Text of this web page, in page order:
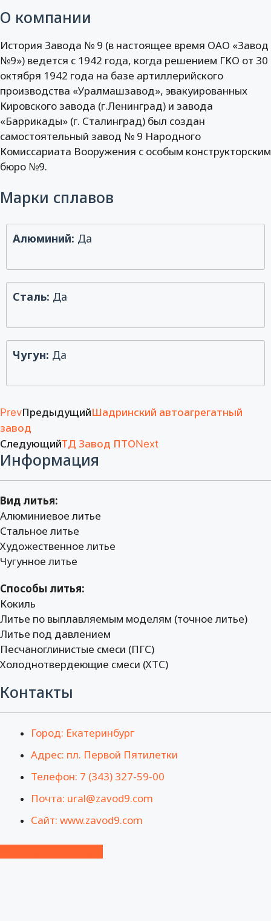
О компании
История Завода № 9 (в настоящее время ОАО «Завод
№9») ведется с 1942 года, когда решением ГКО от 30
октября 1942 года на базе артиллерийского
производства «Уралмашзавод», эвакуированных
Кировского завода (г.Ленинград) и завода
«Баррикады» (г. Сталинград) был создан
самостоятельный завод № 9 Народного
Комиссариата Вооружения с особым конструкторским
бюро №9.
Марки сплавов
Алюминий: Да
Сталь: Да
Чугун: Да
PrevПредыдущийШадринский автоагрегатный
завод
СледующийТД Завод ПТОNext
Информация
Вид литья:
Алюминиевое литье
Стальное литье
Художественное литье
Чугунное литье
Способы литья:
Кокиль
Литье по выплавляемым моделям (точное литье)
Литье под давлением
Песчаноглинистые смеси (ПГС)
Холоднотвердеющие смеси (ХТС)
Контакты
Город: Екатеринбург
Адрес: пл. Первой Пятилетки
Телефон: 7 (343) 327-59-00
Почта: ural@zavod9.com
Сайт: www.zavod9.com